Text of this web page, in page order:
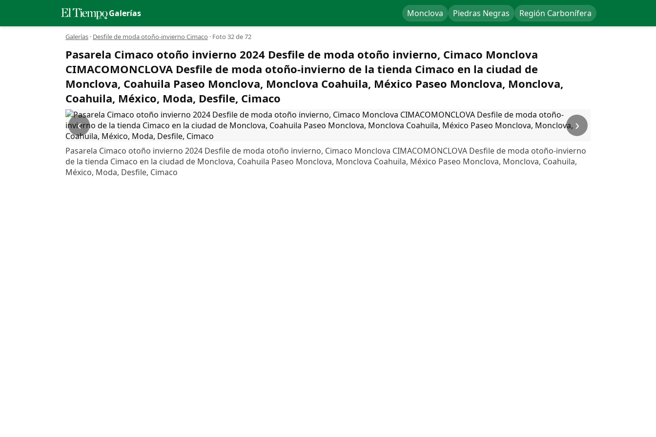
Galerías Monclova Piedras Negras Región Carbonífera
Galerías · Desfile de moda otoño-invierno Cimaco · Foto 32 de 72
Pasarela Cimaco otoño invierno 2024 Desfile de moda otoño invierno, Cimaco Monclova
CIMACOMONCLOVA Desfile de moda otoño-invierno de la tienda Cimaco en la ciudad de
Monclova, Coahuila Paseo Monclova, Monclova Coahuila, México Paseo Monclova, Monclova,
Coahuila, México, Moda, Desfile, Cimaco
‹ ›
Pasarela Cimaco otoño invierno 2024 Desfile de moda otoño invierno, Cimaco Monclova CIMACOMONCLOVA Desfile de moda otoño-invierno
de la tienda Cimaco en la ciudad de Monclova, Coahuila Paseo Monclova, Monclova Coahuila, México Paseo Monclova, Monclova, Coahuila,
México, Moda, Desfile, Cimaco